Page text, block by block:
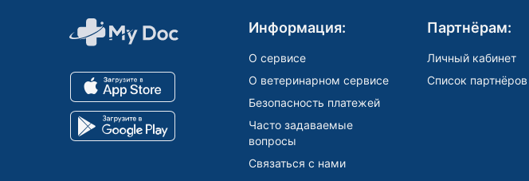
Информация:
О сервисе
О ветеринарном сервисе
Безопасность платежей
Часто задаваемые
вопросы
Связаться с нами
Партнёрам:
Личный кабинет
Список партнёров